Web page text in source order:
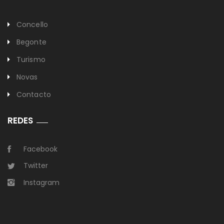
Concello
Begonte
Turismo
Novas
Contacto
REDES
Facebook
Twitter
Instagram